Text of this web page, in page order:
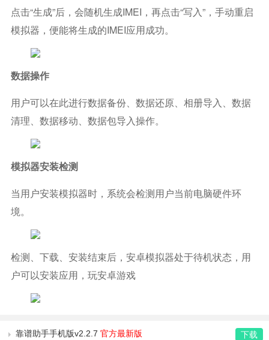
点击“生成”后，会随机生成IMEI，再点击“写入”，手动重启
模拟器，便能将生成的IMEI应用成功。
数据操作
用户可以在此进行数据备份、数据还原、相册导入、数据
清理、数据移动、数据包导入操作。
模拟器安装检测
当用户安装模拟器时，系统会检测用户当前电脑硬件环
境。
检测、下载、安装结束后，安卓模拟器处于待机状态，用
户可以安装应用，玩安卓游戏
靠谱助手手机版v2.2.7 官方最新版 下载